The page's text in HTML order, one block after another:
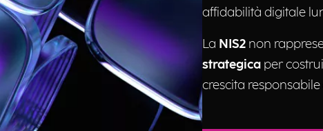
affidabilità digitale
La NIS2 non
strategica per
crescita